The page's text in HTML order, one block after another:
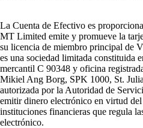
La Cuenta de Efectivo es
MT Limited emite y promueve la
su licencia de miembro principal de
es una sociedad limitada constituida
mercantil C 90348 y oficina
Mikiel Ang Borg, SPK 1000, St.
autorizada por la Autoridad de
emitir dinero electrónico en virtud
instituciones financieras que regula
electrónico.